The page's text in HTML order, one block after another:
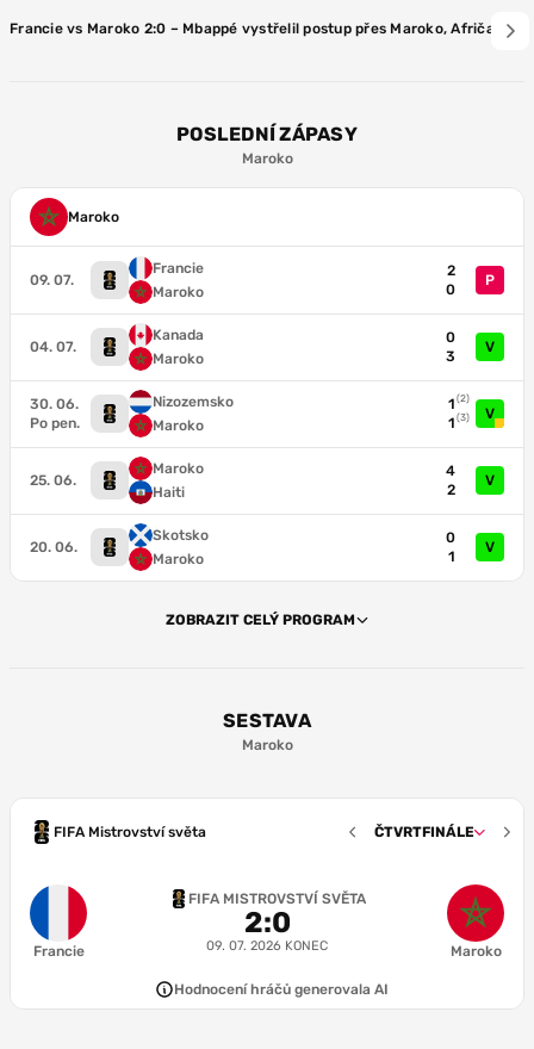
Francie vs Maroko 2:0 – Mbappé vystřelil postup přes Maroko, Afričany
POSLEDNÍ ZÁPASY
Maroko
Maroko
09. 07.
Francie
Maroko
2
0
P
04. 07.
Kanada
Maroko
0
3
V
30. 06.
Po pen.
Nizozemsko
Maroko
1 (2)
1 (3) V
25. 06.
Maroko
Haiti
4
2
V
20. 06.
Skotsko
Maroko
0
1
V
ZOBRAZIT CELÝ PROGRAM
SESTAVA
Maroko
FIFA Mistrovství světa ČTVRTFINÁLE
Francie
FIFA MISTROVSTVÍ SVĚTA
2:0
09. 07. 2026 KONEC Maroko
1-4-2-3-1
6.7
A. Salah-Eddine
6.4
A. Bouaddi
6.6
N. Aynaoui
Hodnocení hráčů generovala AI